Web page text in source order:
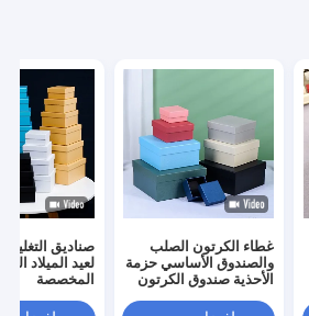
غطاء الكرتون الصلب
والصندوق الأساسي حزمة
الأحذية صندوق الكرتون
جانبيين
صناديق التغليف
لعيد الميلاد
المخصصة